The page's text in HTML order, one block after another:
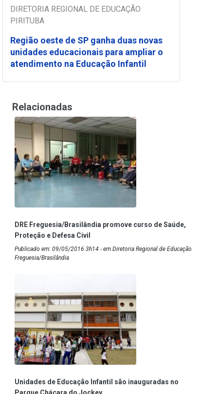
DIRETORIA REGIONAL DE EDUCAÇÃO
PIRITUBA
Região oeste de SP ganha duas novas
unidades educacionais para ampliar o
atendimento na Educação Infantil
Relacionadas
DRE Freguesia/Brasilândia promove curso de Saúde,
Proteção e Defesa Civil
Publicado em: 09/05/2016 3h14 - em Diretoria Regional de Educação
Freguesia/Brasilândia
Unidades de Educação Infantil são inauguradas no
Parque Chácara do Jockey